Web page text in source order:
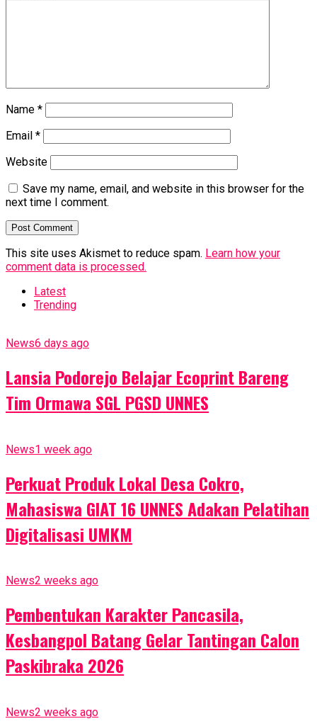
Name *
Email *
Website
Save my name, email, and website in this browser for the
next time I comment.
This site uses Akismet to reduce spam. Learn how your
comment data is processed.
Latest
Trending
News6 days ago
Lansia Podorejo Belajar Ecoprint Bareng
Tim Ormawa SGL PGSD UNNES
News1 week ago
Perkuat Produk Lokal Desa Cokro,
Mahasiswa GIAT 16 UNNES Adakan Pelatihan
Digitalisasi UMKM
News2 weeks ago
Pembentukan Karakter Pancasila,
Kesbangpol Batang Gelar Tantingan Calon
Paskibraka 2026
News2 weeks ago